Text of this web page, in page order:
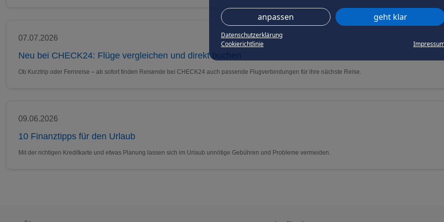
anpassen geht klar
Datenschutzerklärung
Cookierichtlinie
07.07.2026
Neu bei CHECK24: Flüge vergleichen und direkt buchen
Ob Kurztrip oder Fernreise – ab sofort finden Reisende bei CHECK24 auch passende Flugverbindungen für ihre nächste Reise.
09.06.2026
10 Finanztipps für den Urlaub
Mit der richtigen Kreditkarte und etwas Planung lassen sich im Urlaub unnötige Gebühren und Probleme vermeiden.